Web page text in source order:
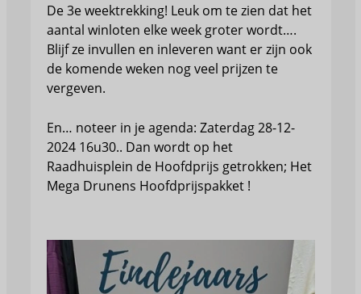
De 3e weektrekking! Leuk om te zien dat het
aantal winloten elke week groter wordt….
Blijf ze invullen en inleveren want er zijn ook
de komende weken nog veel prijzen te
vergeven.
En… noteer in je agenda: Zaterdag 28-12-
2024 16u30.. Dan wordt op het
Raadhuisplein de Hoofdprijs getrokken; Het
Mega Drunens Hoofdprijspakket !